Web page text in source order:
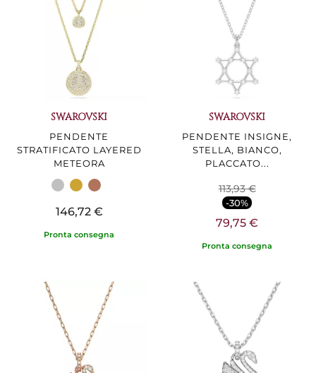
SWAROVSKI
PENDENTE
STRATIFICATO LAYERED
METEORA
146,72 €
Pronta consegna
SWAROVSKI
PENDENTE INSIGNE,
STELLA, BIANCO,
PLACCATO...
113,93 €
-30%
79,75 €
Pronta consegna